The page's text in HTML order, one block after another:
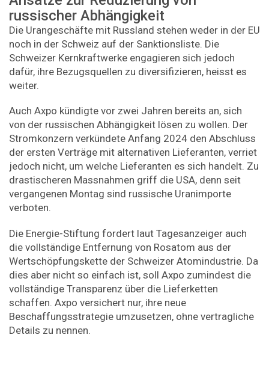
russischer Abhängigkeit
Die Urangeschäfte mit Russland stehen weder in der EU
noch in der Schweiz auf der Sanktionsliste. Die
Schweizer Kernkraftwerke engagieren sich jedoch
dafür, ihre Bezugsquellen zu diversifizieren, heisst es
weiter.
Auch Axpo kündigte vor zwei Jahren bereits an, sich
von der russischen Abhängigkeit lösen zu wollen. Der
Stromkonzern verkündete Anfang 2024 den Abschluss
der ersten Verträge mit alternativen Lieferanten, verriet
jedoch nicht, um welche Lieferanten es sich handelt. Zu
drastischeren Massnahmen griff die USA, denn seit
vergangenen Montag sind russische Uranimporte
verboten.
Die Energie-Stiftung fordert laut Tagesanzeiger auch
die vollständige Entfernung von Rosatom aus der
Wertschöpfungskette der Schweizer Atomindustrie. Da
dies aber nicht so einfach ist, soll Axpo zumindest die
vollständige Transparenz über die Lieferketten
schaffen. Axpo versichert nur, ihre neue
Beschaffungsstrategie umzusetzen, ohne vertragliche
Details zu nennen.